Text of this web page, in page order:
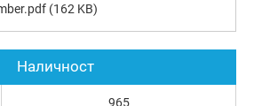
(162 KB)
Наличност
965